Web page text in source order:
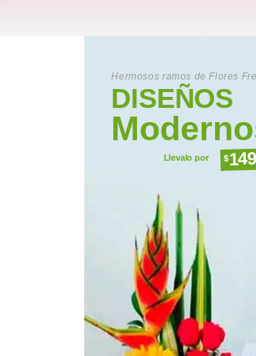
Hermosos ramos de Flores
DISEÑOS
Llevalo por $